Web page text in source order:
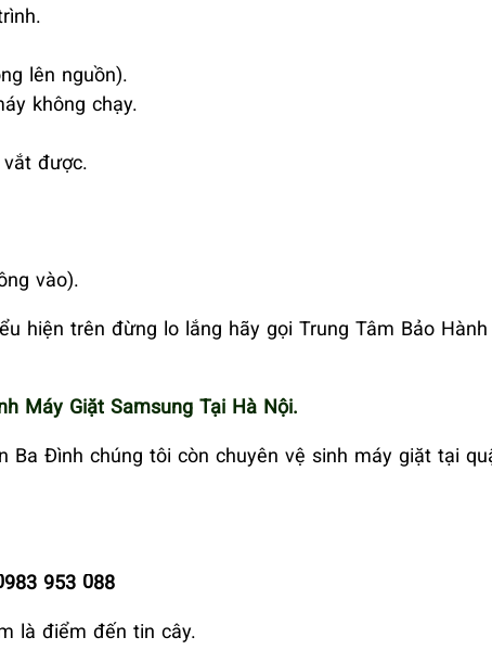
lên nguồn).
không chạy.
được.
vào).
hiện trên đừng lo lắng hãy gọi Trung Tâm Bảo
Máy Giặt Samsung Tại Hà Nội.
Đình chúng tôi còn chuyên vệ sinh máy giặt tại
953 088
là điểm đến tin cây.